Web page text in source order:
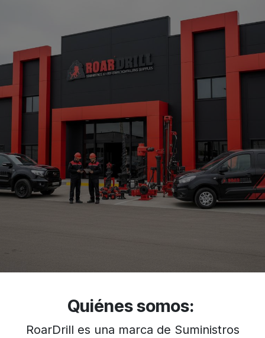
Quiénes somos:
RoarDrill es una marca de Suministros